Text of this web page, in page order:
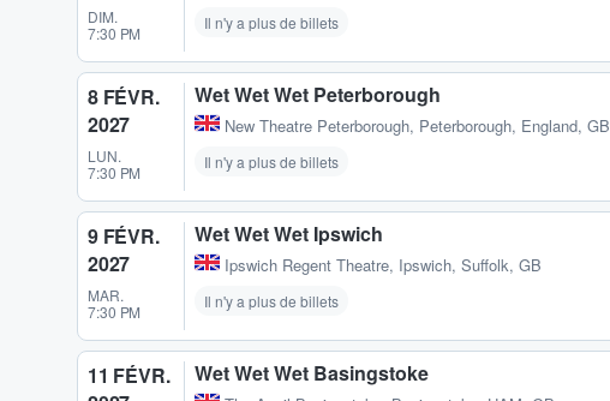
DIM.
7:30 PM
Il n'y a plus de billets
8 FÉVR.
2027
LUN.
7:30 PM
Wet Wet Wet Peterborough
New Theatre Peterborough, Peterborough, England, GB
Il n'y a plus de billets
9 FÉVR.
2027
MAR.
7:30 PM
Wet Wet Wet Ipswich
Ipswich Regent Theatre, Ipswich, Suffolk, GB
Il n'y a plus de billets
11 FÉVR.
Wet Wet Wet Basingstoke